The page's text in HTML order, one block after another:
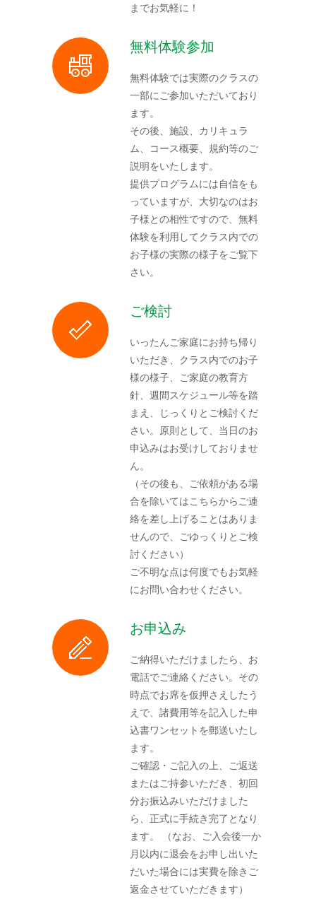
までお気軽に！
無料体験参加
無料体験では実際のクラスの
一部にご参加いただいており
ます。
その後、施設、カリキュラ
ム、コース概要、規約等のご
説明をいたします。
提供プログラムには自信をも
っていますが、大切なのはお
子様との相性ですので、無料
体験を利用してクラス内での
お子様の実際の様子をご覧下
さい。
ご検討
いったんご家庭にお持ち帰り
いただき、クラス内でのお子
様の様子、ご家庭の教育方
針、週間スケジュール等を踏
まえ、じっくりとご検討くだ
さい。原則として、当日のお
申込みはお受けしておりませ
ん。
（その後も、ご依頼がある場
合を除いてはこちらからご連
絡を差し上げることはありま
せんので、ごゆっくりとご検
討ください）
ご不明な点は何度でもお気軽
にお問い合わせください。
お申込み
ご納得いただけましたら、お
電話でご連絡ください。その
時点でお席を仮押さえしたう
えで、諸費用等を記入した申
込書ワンセットを郵送いたし
ます。
ご確認・ご記入の上、ご返送
またはご持参いただき、初回
分お振込みいただけました
ら、正式に手続き完了となり
ます。 （なお、ご入会後一か
月以内に退会をお申し出いた
だいた場合には実費を除きご
返金させていただきます）